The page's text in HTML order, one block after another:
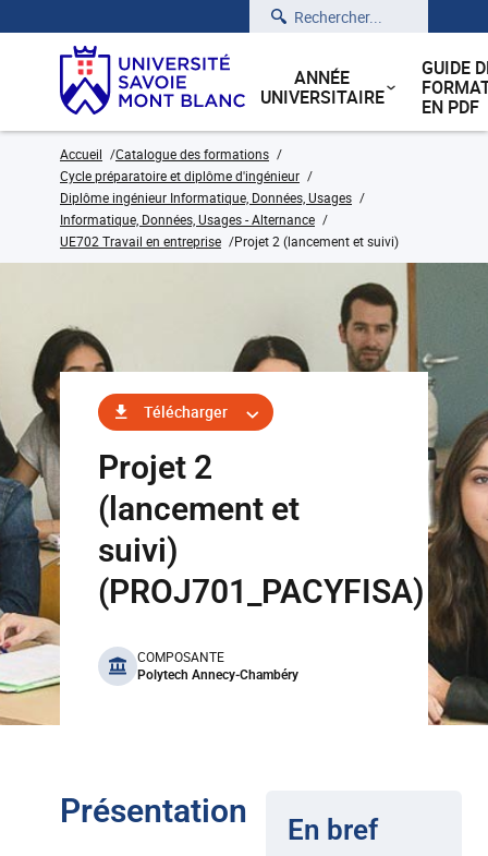
Rechercher
ANNÉE
UNIVERSITAIRE
GUIDE
EN PDF
Accueil
Catalogue des formations
Cycle préparatoire et diplôme d'ingénieur
Diplôme ingénieur Informatique, Données, Usages
Informatique, Données, Usages - Alternance
UE702 Travail en entreprise
Projet 2 (lancement et suivi)
Télécharger
Projet 2
(lancement et
suivi)
(PROJ701_PACYFISA)
benefits
COMPOSANTE
Polytech Annecy-Chambéry
Présentation En bref